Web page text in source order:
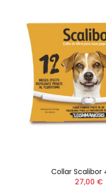
Collar Scalibor
27,00 €